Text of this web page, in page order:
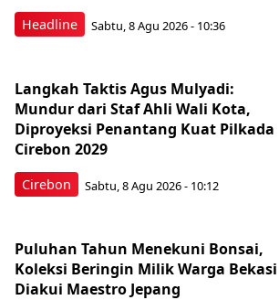
Headline Sabtu, 8 Agu 2026 - 10:36
Cirebon
Langkah Taktis Agus Mulyadi:
Mundur dari Staf Ahli Wali Kota,
Diproyeksi Penantang Kuat Pilkada
Cirebon 2029
Sabtu, 8 Agu 2026 - 10:12
Puluhan Tahun Menekuni Bonsai,
Koleksi Beringin Milik Warga Bekasi
Diakui Maestro Jepang